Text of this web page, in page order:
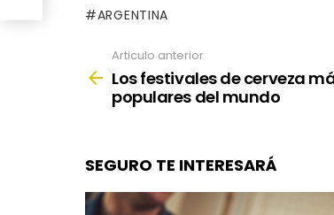
ARGENTINA
more
Articulo anterior
Los festivales de cerveza
populares del mundo
SEGURO TE INTERESARÁ